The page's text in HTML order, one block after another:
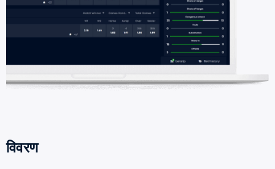
विवरण